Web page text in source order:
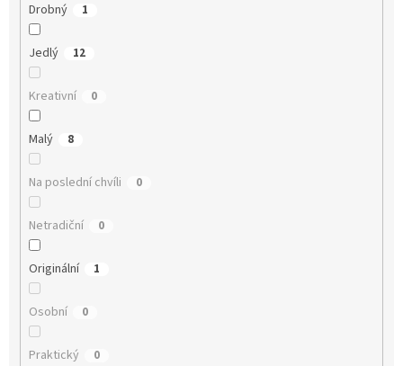
Drobný 1
Jedlý 12
Kreativní 0
Malý 8
Na poslední chvíli 0
Netradiční 0
Originální 1
Osobní 0
Praktický 0